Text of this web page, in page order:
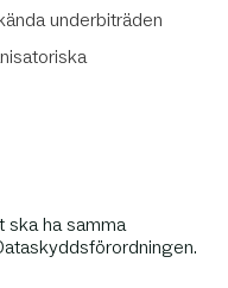
underbiträden
ska ha samma